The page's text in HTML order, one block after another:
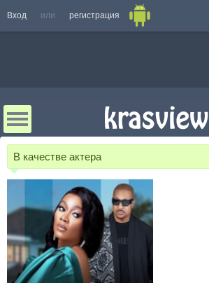
Вход или регистрация
В качестве актера